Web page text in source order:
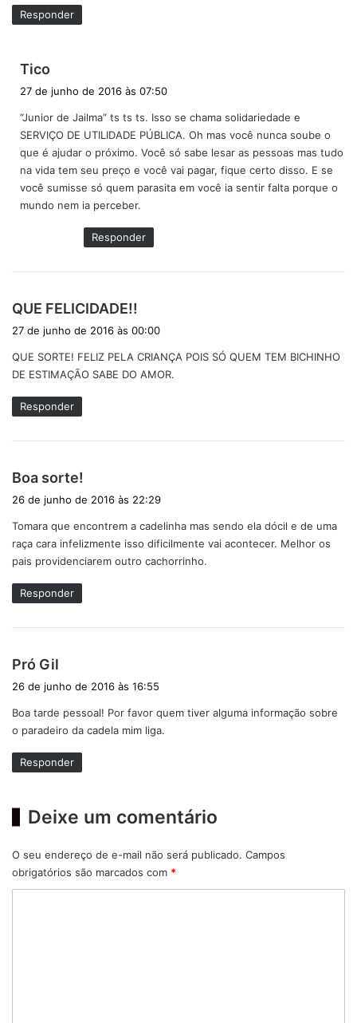
Responder
Tico
s
s
e
:
27 de junho de 2016 às 07:50
“Junior de Jailma” ts ts ts. Isso se chama solidariedade e
SERVIÇO DE UTILIDADE PÚBLICA. Oh mas você nunca soube o
que é ajudar o próximo. Você só sabe lesar as pessoas mas tudo
na vida tem seu preço e você vai pagar, fique certo disso. E se
você sumisse só quem parasita em você ia sentir falta porque o
mundo nem ia perceber.
Responder
QUE FELICIDADE!!
s
e
27 de junho de 2016 às 00:00
QUE SORTE! FELIZ PELA CRIANÇA POIS SÓ QUEM TEM BICHINHO
DE ESTIMAÇÃO SABE DO AMOR.
Responder
Boa sorte!
s
e
:
26 de junho de 2016 às 22:29
Tomara que encontrem a cadelinha mas sendo ela dócil e de uma
raça cara infelizmente isso dificilmente vai acontecer. Melhor os
pais providenciarem outro cachorrinho.
Responder
Pró Gil
s
e
:
26 de junho de 2016 às 16:55
Boa tarde pessoal! Por favor quem tiver alguma informação sobre
o paradeiro da cadela mim liga.
Responder
Deixe um comentário
O seu endereço de e-mail não será publicado. Campos
obrigatórios são marcados com *